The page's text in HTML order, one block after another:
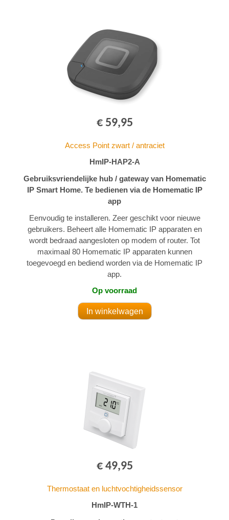
€ 59,95
Access Point zwart / antraciet
HmIP-HAP2-A
Gebruiksvriendelijke hub / gateway van Homematic
IP Smart Home. Te bedienen via de Homematic IP
app
Eenvoudig te installeren. Zeer geschikt voor nieuwe
gebruikers. Beheert alle Homematic IP apparaten en
wordt bedraad aangesloten op modem of router. Tot
maximaal 80 Homematic IP apparaten kunnen
toegevoegd en bediend worden via de Homematic IP
app.
Op voorraad
€ 49,95
Thermostaat en luchtvochtigheidssensor
HmIP-WTH-1